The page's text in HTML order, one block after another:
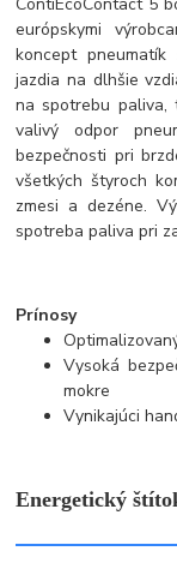
európskymi
koncept
jazdia na dlhšie
na spotrebu paliva,
valivý odpor
bezpečnosti pri
všetkých štyroch
zmesi a dezéne.
spotreba paliva pri
Prínosy
Vysoká
mokre
Vynikajúci
Energetický